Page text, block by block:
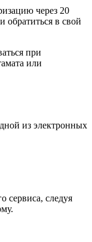
через 20
обратиться в свой
при
или
из электронных
сервиса, следуя